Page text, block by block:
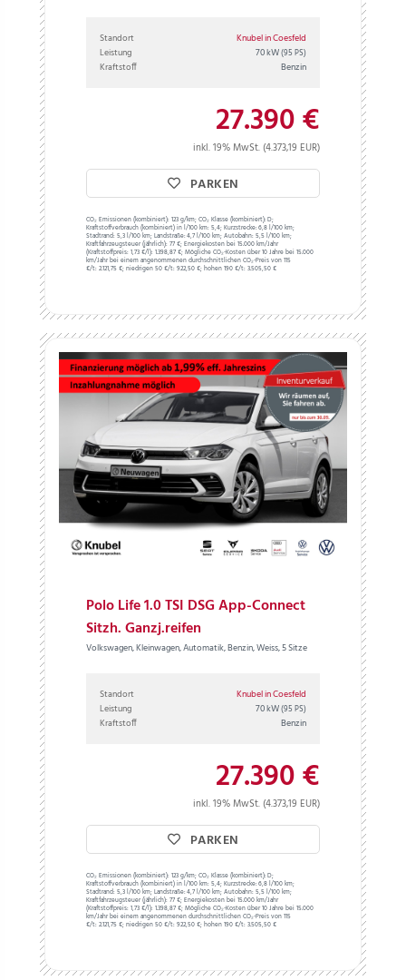
Standort
Knubel in Coesfeld
Leistung
70 kW(95 PS)
Kraftstoff Benzin
27.390 €
inkl. 19% MwSt. (4.373,19 EUR)
PARKEN
CO₂ Emissionen (kombiniert): 123 g/km;CO₂ Klasse (kombiniert): D;
Kraftstoffverbrauch (kombiniert) in l/100 km: 5,4;Kurzstrecke: 6,8 l/100 km;
Stadtrand: 5,3 l/100 km;Landstraße: 4,7 l/100 km;Autobahn: 5,5 l/100 km;
Kraftfahrzeugsteuer (jährlich): 77 €;Energiekosten bei 15.000 km/Jahr
(Kraftstoffpreis: 1,73€/l): 1.398,87 €;Mögliche CO₂-Kosten über 10 Jahre bei 15.000
km/Jahr bei einem angenommenen durchschnittlichen CO₂-Preis von 115
€/t: 2.121,75 €; niedrigen 50 €/t: 922,50 €; hohen 190 €/t: 3.505,50 €
Polo Life 1.0 TSI DSG App-Connect
Sitzh. Ganzj.reifen
Volkswagen, Kleinwagen, Automatik, Benzin, Weiss, 5 Sitze
Standort
Knubel in Coesfeld
Leistung
70 kW(95 PS)
Kraftstoff Benzin
27.390 €
inkl. 19% MwSt. (4.373,19 EUR)
PARKEN
CO₂ Emissionen (kombiniert): 123 g/km;CO₂ Klasse (kombiniert): D;
Kraftstoffverbrauch (kombiniert) in l/100 km: 5,4;Kurzstrecke: 6,8 l/100 km;
Stadtrand: 5,3 l/100 km;Landstraße: 4,7 l/100 km;Autobahn: 5,5 l/100 km;
Kraftfahrzeugsteuer (jährlich): 77 €;Energiekosten bei 15.000 km/Jahr
(Kraftstoffpreis: 1,73€/l): 1.398,87 €;Mögliche CO₂-Kosten über 10 Jahre bei 15.000
km/Jahr bei einem angenommenen durchschnittlichen CO₂-Preis von 115
€/t: 2.121,75 €; niedrigen 50 €/t: 922,50 €; hohen 190 €/t: 3.505,50 €